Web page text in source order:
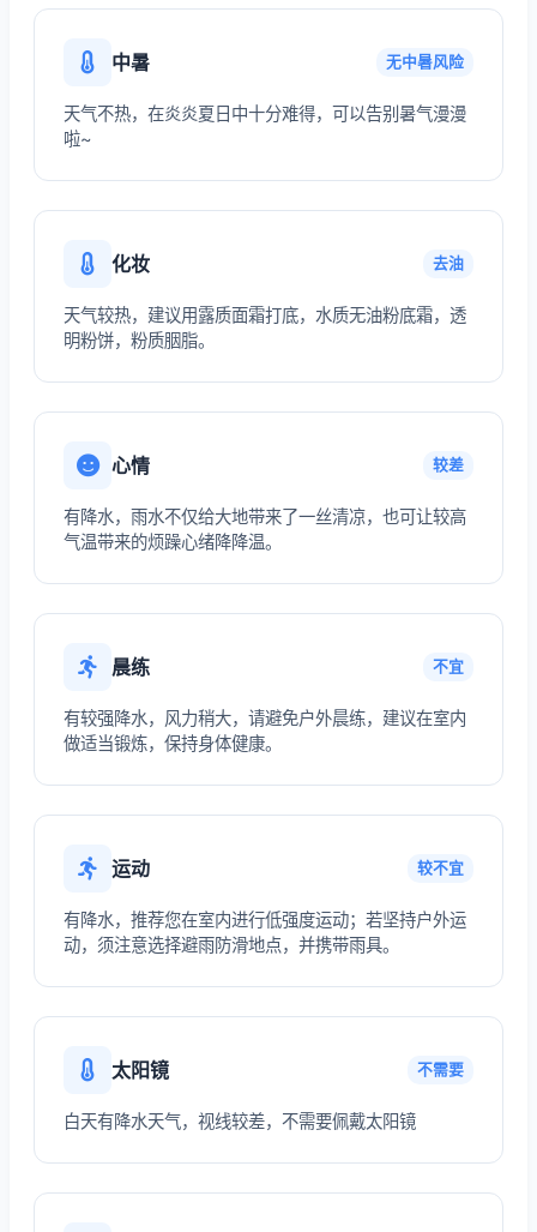
中暑 无中暑风险
天气不热，在炎炎夏日中十分难得，可以告别暑气漫漫
啦~
化妆 去油
天气较热，建议用露质面霜打底，水质无油粉底霜，透
明粉饼，粉质胭脂。
心情 较差
有降水，雨水不仅给大地带来了一丝清凉，也可让较高
气温带来的烦躁心绪降降温。
晨练 不宜
有较强降水，风力稍大，请避免户外晨练，建议在室内
做适当锻炼，保持身体健康。
运动 较不宜
有降水，推荐您在室内进行低强度运动；若坚持户外运
动，须注意选择避雨防滑地点，并携带雨具。
太阳镜 不需要
白天有降水天气，视线较差，不需要佩戴太阳镜